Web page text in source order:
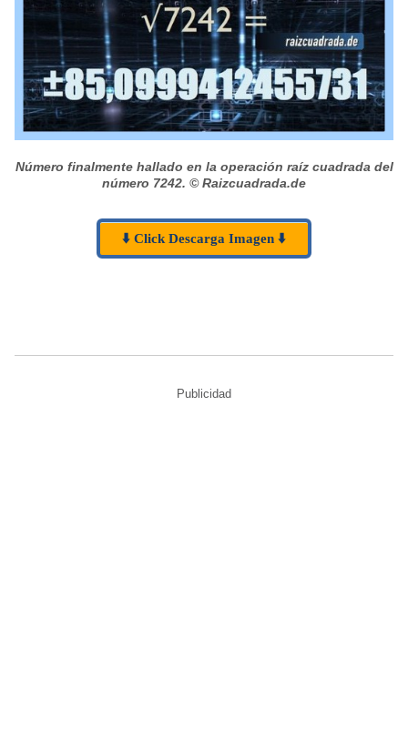
Número finalmente hallado en la operación raíz cuadrada del
número 7242. © Raizcuadrada.de
⬇️ Click Descarga Imagen ⬇️
Publicidad